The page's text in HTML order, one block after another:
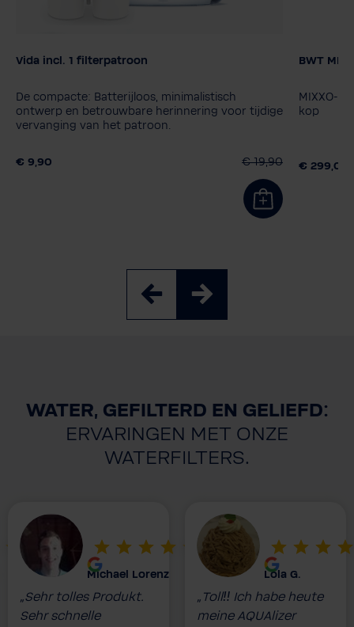
Kleur
Vida incl. 1 filterpatroon
De compacte: Batterijloos, minimalistisch
ontwerp en betrouwbare herinnering voor tijdige
vervanging van het patroon.
€ 9,90 € 19,90
BWT
MIXXO-
kop
€ 299,00
WATER, GEFILTERD EN GELIEFD:
ERVARINGEN MET ONZE
WATERFILTERS.
Michael Lorenz
„Sehr tolles Produkt.
Sehr schnelle
Lola G.
„Toll‼️ Ich habe heute
meine AQUAlizer